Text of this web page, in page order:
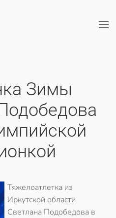
Зимы
Тяжелоатлетка из
Иркутской области
Светлана Подобедова в